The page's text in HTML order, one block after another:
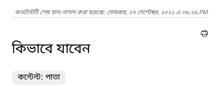
কনটেন্টটি শেষ হাল-নাগাদ করা হয়েছে: সোমবার, ২৭ সেপ্টেম্বর, ২০২১ এ ০৯:২৯ PM
কিভাবে যাবেন
কন্টেন্ট: পাতা